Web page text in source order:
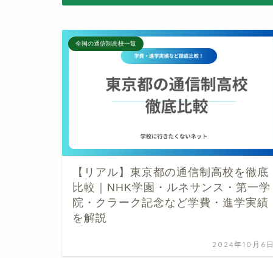
全国の通信制高校一覧
【リアル】東京都の通信制高校を徹底
比較｜NHK学園・ルネサンス・第一学
院・クラーク記念など学費・進学実績
を解説
2024年10月6日